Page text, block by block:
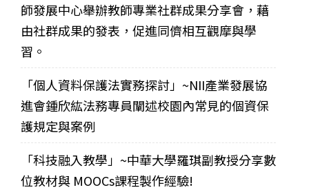
師發展中心舉辦教師專業社群成果分享會，藉
由社群成果的發表，促進同儕相互觀摩與學
習。
「個人資料保護法實務探討」~NII產業發展協
進會鍾欣紘法務專員闡述校園內常見的個資保
護規定與案例
「科技融入教學」~中華大學羅琪副教授分享數
位教材與 MOOCs課程製作經驗!